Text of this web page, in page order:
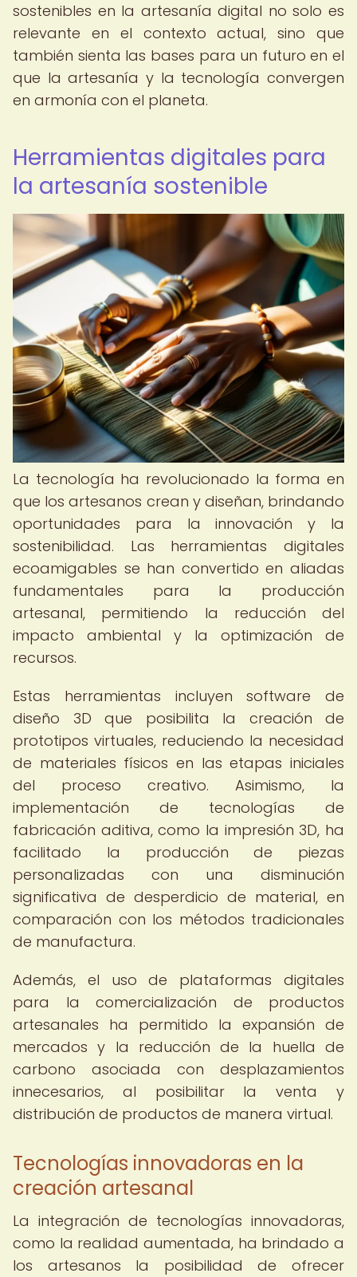
sostenibles en la artesanía digital no solo es
relevante en el contexto actual, sino que
también sienta las bases para un futuro en el
que la artesanía y la tecnología convergen
en armonía con el planeta.
Herramientas digitales para
la artesanía sostenible
La tecnología ha revolucionado la forma en
que los artesanos crean y diseñan, brindando
oportunidades para la innovación y la
sostenibilidad. Las herramientas digitales
ecoamigables se han convertido en aliadas
fundamentales para la producción
artesanal, permitiendo la reducción del
impacto ambiental y la optimización de
recursos.
Estas herramientas incluyen software de
diseño 3D que posibilita la creación de
prototipos virtuales, reduciendo la necesidad
de materiales físicos en las etapas iniciales
del proceso creativo. Asimismo, la
implementación de tecnologías de
fabricación aditiva, como la impresión 3D, ha
facilitado la producción de piezas
personalizadas con una disminución
significativa de desperdicio de material, en
comparación con los métodos tradicionales
de manufactura.
Además, el uso de plataformas digitales
para la comercialización de productos
artesanales ha permitido la expansión de
mercados y la reducción de la huella de
carbono asociada con desplazamientos
innecesarios, al posibilitar la venta y
distribución de productos de manera virtual.
Tecnologías innovadoras en la
creación artesanal
La integración de tecnologías innovadoras,
como la realidad aumentada, ha brindado a
los artesanos la posibilidad de ofrecer